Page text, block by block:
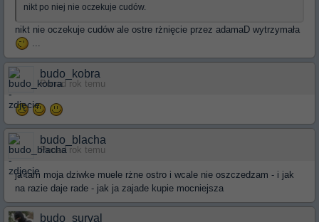
nikt po niej nie oczekuje cudów.
nikt nie oczekuje cudów ale ostre rżnięcie przez adamaD wytrzymała
budo_kobra
Ponad rok temu
budo_blacha
Ponad rok temu
ja tam moja dziwke muele rżne ostro i wcale nie oszczedzam - i jak
na razie daje rade - jak ja zajade kupie mocniejsza
budo_surval